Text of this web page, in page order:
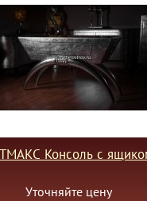
Консоль с
Уточняйте цену